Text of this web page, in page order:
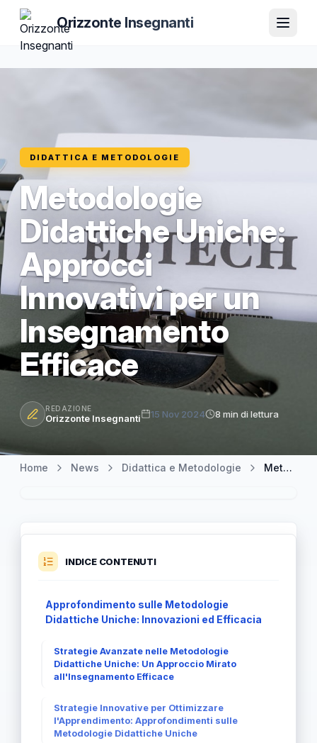
Orizzonte Insegnanti
DIDATTICA E METODOLOGIE
Metodologie
Didattiche Uniche:
Approcci
Innovativi per un
Insegnamento
Efficace
REDAZIONE
Orizzonte Insegnanti 15 Nov 2024 8 min di lettura
Home News Didattica e Metodologie Metodologie Didattiche Uniche: Approcci Innovativi per un Insegnamento Efficace
INDICE CONTENUTI
Approfondimento sulle Metodologie
Didattiche Uniche: Innovazioni ed Efficacia
Strategie Avanzate nelle Metodologie
Didattiche Uniche: Un Approccio Mirato
all'Insegnamento Efficace
Strategie Innovative per Ottimizzare
l'Apprendimento: Approfondimenti sulle
Metodologie Didattiche Uniche